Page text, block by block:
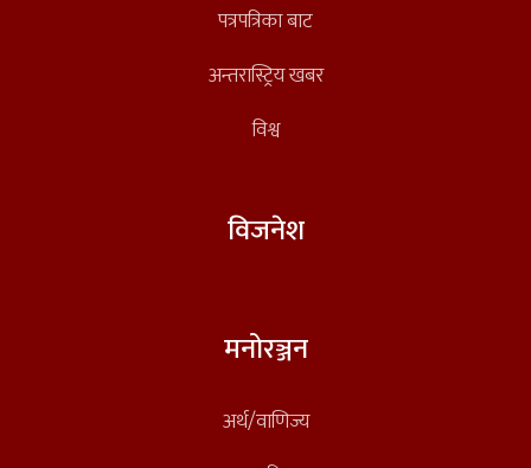
पत्रपत्रिका बाट
अन्तरास्ट्रिय खबर
विश्व
विजनेश
मनोरञ्जन
अर्थ/वाणिज्य